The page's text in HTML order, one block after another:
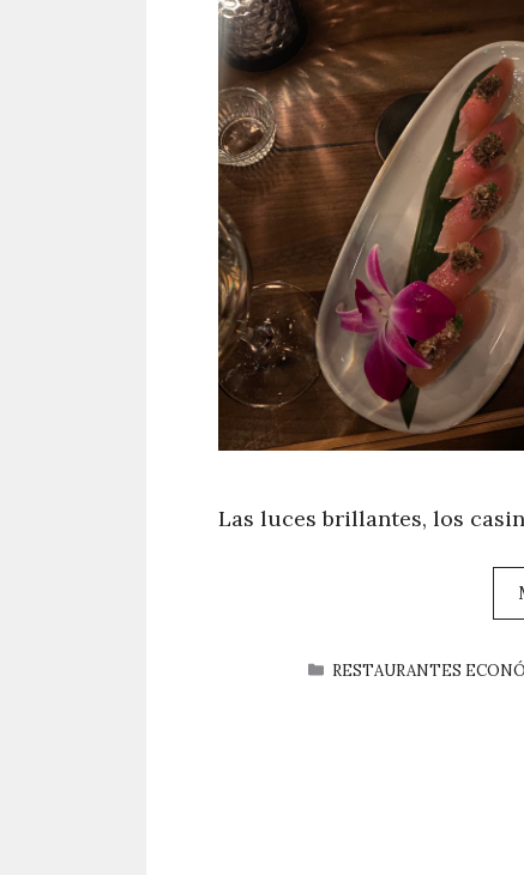
Las luces brillantes, los
CATEGORÍAS
RESTAURANTES